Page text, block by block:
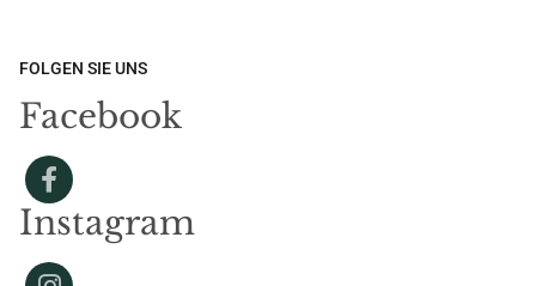
FOLGEN SIE UNS
Facebook
Instagram